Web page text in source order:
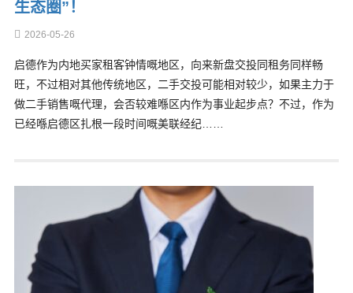
生态圈”！
2026-05-26
启德作为内地买家租客钟情嘅地区，向来新盘交投同租务同样畅
旺，不过相对其他传统地区，二手交投可能相对较少，如果主力于
做二手销售嘅代理，会否较难喺区内作为事业起步点？不过，作为
已经喺启德区扎根一段时间嘅美联经纪……